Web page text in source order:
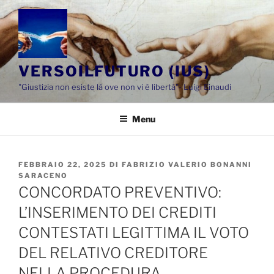
Salta
al
contenuto
VERSOILFUTURO (IUS)
"Giustizia non esiste là ove non vi è libertà"- Luigi Einaudi
Menu
PUBBLICATO
IL
FEBBRAIO 22, 2025 DI FABRIZIO VALERIO BONANNI
SARACENO
CONCORDATO PREVENTIVO:
L’INSERIMENTO DEI CREDITI
CONTESTATI LEGITTIMA IL VOTO
DEL RELATIVO CREDITORE